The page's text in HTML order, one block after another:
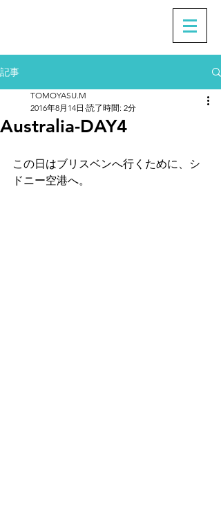
記事
Australia-DAY4
TOMOYASU.M
2016年8月14日 読了時間: 2分
この日はブリスベンへ行くために、シ
ドニー空港へ。